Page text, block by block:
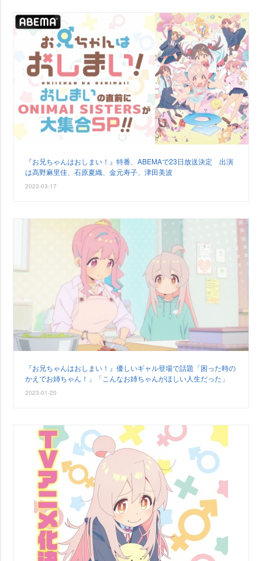
『お兄ちゃんはおしまい！』特番、ABEMAで23日放送決定 出演
は高野麻里佳、石原夏織、金元寿子、津田美波
2023-03-17
『お兄ちゃんはおしまい！』優しいギャル登場で話題「困った時の
かえでお姉ちゃん！」「こんなお姉ちゃんがほしい人生だった」
2023-01-20